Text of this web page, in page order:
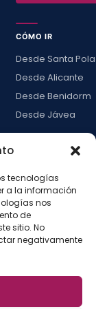
tecnologías
a la información
nos
de
sitio. No
negativamente
CÓMO IR
Desde Santa Pola
Desde Alicante
Desde Benidorm
Desde Jávea
LA ISLA
Actividades
Blog
Con niños
Press kit